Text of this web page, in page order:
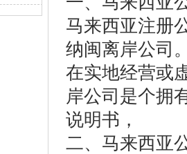
马来西亚注册
纳闽离岸公司
在实地经营或
岸公司是个拥
说明书，
二、马来西亚